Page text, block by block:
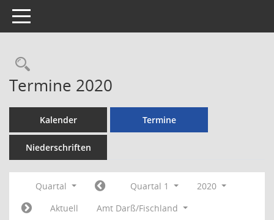
Toggle navigation
Rechercheauswahl
Termine 2020
Kalender Termine
Niederschriften
Quartal Quartal 1
2020
Aktuell
Amt Darß/Fischland